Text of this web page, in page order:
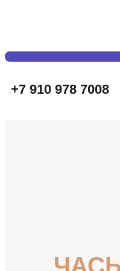
+7 910 978 7008